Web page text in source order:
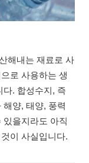
해내는 재료로 사
로 사용하는 생
다. 합성수지, 즉
양, 태양, 풍력
있을지라도 아직
이 사실입니다.